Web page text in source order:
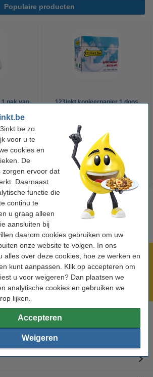
zo
voor u te
cookies en
De
zorgen ervoor dat
Daarnaast
functie die
continu te
u graag alleen
aansluiten bij
daarom cookies gebruiken om uw
onze website te volgen. In ons
alles over deze cookies, hoe ze werken en
kunt aanpassen. Klik op accepteren om
u voor weigeren? Dan plaatsen we
analytische cookies en gebruiken we
lijken.
Accepteren
Weigeren
Populaire producten
pak van
g/m²
btw
123inkt kopieerpapier 1 doos
€ 33,50 Incl. 21% btw
klanten!
morgen in huis!
nodig? Bel ons op +32 (0)9 39 64 123
van 8.30 tot 17 uur